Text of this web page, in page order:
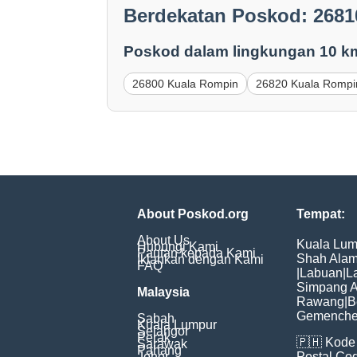
Berdekatan Poskod:
Poskod dalam lingkungan 10
26800 Kuala Rompin 26820 Kuala
About Poskod.org
About Us
Hubungi Kami
Pautan kepada Kami
Iklankan dengan Kami
FAQ
Malaysia
Sabah
Kuala Lumpur
Selangor
Perak
Sarawak
Pahang
Tempat:
Kuala
Shah
Labuan
Simpang
Rawang
🇵🇭